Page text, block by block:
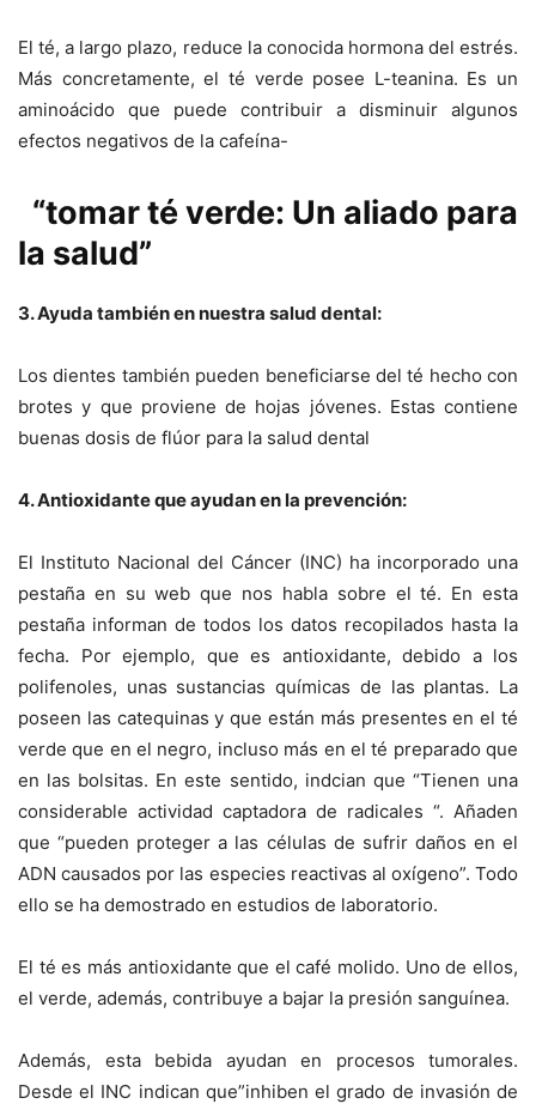
El té, a largo plazo, reduce la conocida hormona del estrés.
Más concretamente, el té verde posee L-teanina. Es un
aminoácido que puede contribuir a disminuir algunos
efectos negativos de la cafeína-
“tomar té verde: Un aliado para
la salud”
3. Ayuda también en nuestra salud dental:
Los dientes también pueden beneficiarse del té hecho con
brotes y que proviene de hojas jóvenes. Estas contiene
buenas dosis de flúor para la salud dental
4. Antioxidante que ayudan en la prevención:
El Instituto Nacional del Cáncer (INC) ha incorporado una
pestaña en su web que nos habla sobre el té. En esta
pestaña informan de todos los datos recopilados hasta la
fecha. Por ejemplo, que es antioxidante, debido a los
polifenoles, unas sustancias químicas de las plantas. La
poseen las catequinas y que están más presentes en el té
verde que en el negro, incluso más en el té preparado que
en las bolsitas. En este sentido, indcian que “Tienen una
considerable actividad captadora de radicales “. Añaden
que “pueden proteger a las células de sufrir daños en el
ADN causados por las especies reactivas al oxígeno”. Todo
ello se ha demostrado en estudios de laboratorio.
El té es más antioxidante que el café molido. Uno de ellos,
el verde, además, contribuye a bajar la presión sanguínea.
Además, esta bebida ayudan en procesos tumorales.
Desde el INC indican que”inhiben el grado de invasión de